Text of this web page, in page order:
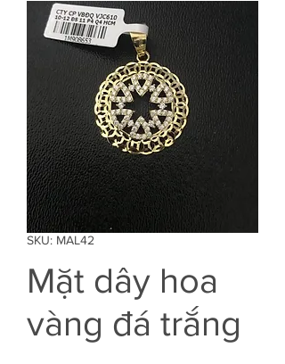
SKU: MAL42
Mặt dây hoa
vàng đá trắng